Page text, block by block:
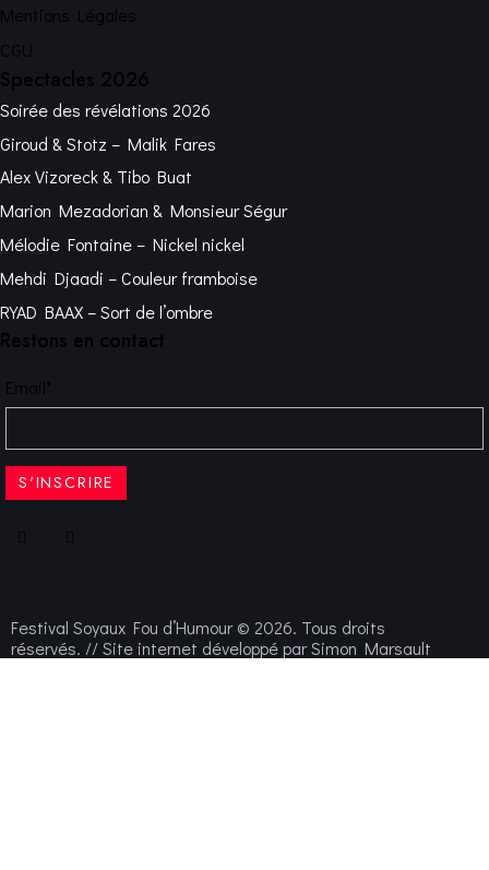
Mentions Légales
CGU
Spectacles 2026
Soirée des révélations 2026
Giroud & Stotz – Malik Fares
Alex Vizoreck & Tibo Buat
Marion Mezadorian & Monsieur Ségur
Mélodie Fontaine – Nickel nickel
Mehdi Djaadi – Couleur framboise
RYAD BAAX – Sort de l’ombre
Restons en contact
Email*
Festival Soyaux Fou d’Humour © 2026. Tous droits
réservés. // Site internet développé parSimon Marsault